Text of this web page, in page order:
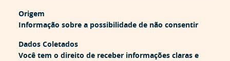
Origem
Informação sobre a possibilidade de não consentir
Dados Coletados
Você tem o direito de receber informações claras e